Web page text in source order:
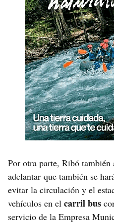
Por otra parte, Ribó también
adelantar que también se
evitar la circulación y el
vehículos en el carril bus
servicio de la Empresa